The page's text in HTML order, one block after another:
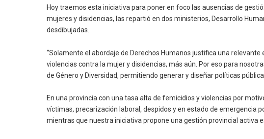
Hoy traemos esta iniciativa para poner en foco las ausencias de
mujeres y disidencias, las repartió en dos ministerios, Desarrollo
desdibujadas.
“Solamente el abordaje de Derechos Humanos justifica una
violencias contra la mujer y disidencias, más aún. Por eso para
de Género y Diversidad, permitiendo generar y diseñar políticas
En una provincia con una tasa alta de femicidios y violencias por
víctimas, precarización laboral, despidos y en estado de emergencia
mientras que nuestra iniciativa propone una gestión provincial activa